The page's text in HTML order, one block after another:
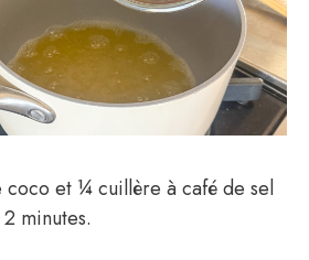
coco et ¼ cuillère à café de sel
minutes.